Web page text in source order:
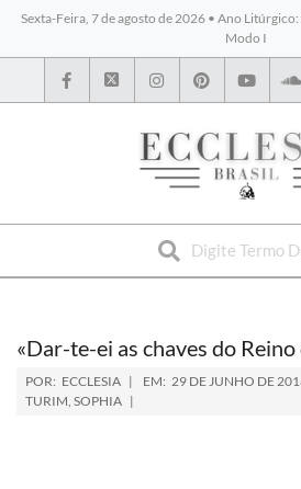
Sexta-Feira, 7 de agosto de 2026 • Ano Litúrgico:
Modo I
BYBLOS
«Dar-te-ei as chaves do Reino
POR: ECCLESIA EM: 29 DE JUNHO DE
TURIM, SOPHIA